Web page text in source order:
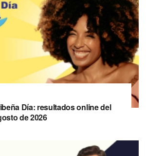
Día: resultados online del
de 2026